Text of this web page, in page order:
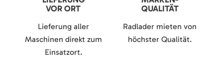
VOR ORT
Lieferung aller
Maschinen direkt zum
Einsatzort.
QUALITÄT
Radlader mieten von
höchster Qualität.